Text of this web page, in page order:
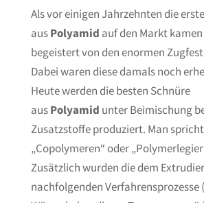
Als vor einigen Jahrzehnten die
ausPolyamid auf den Markt
begeistert von den enormen
Dabei waren diese damals noch
Heute werden die besten Schnüre
ausPolyamid unter Beimischung
Zusatzstoffe produziert. Man
„Copolymeren“ oder
Zusätzlich wurden die dem
nachfolgenden Verfahrensprozesse